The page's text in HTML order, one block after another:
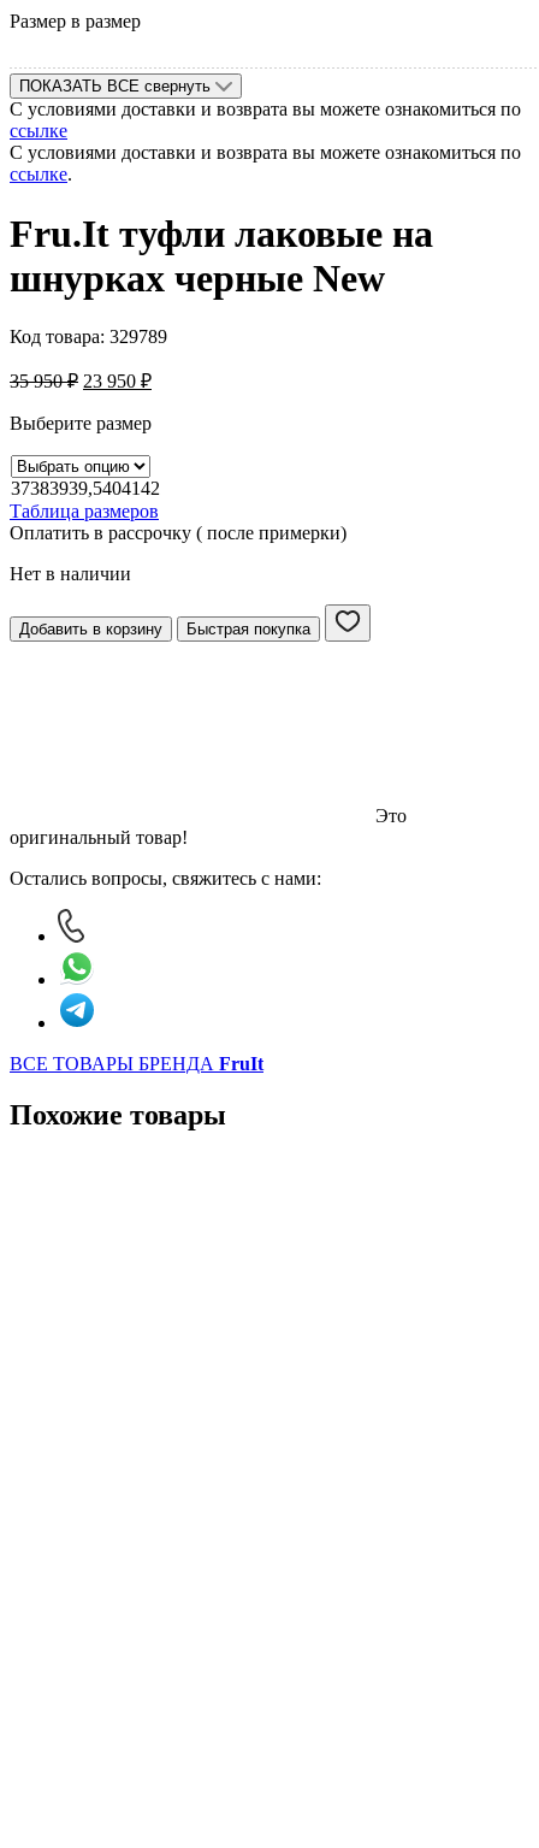
Размер в размер
ПОКАЗАТЬ ВСЕ свернуть
С условиями доставки и возврата вы можете ознакомиться по
ссылке
С условиями доставки и возврата вы можете ознакомиться по
ссылке.
Fru.It туфли лаковые на
шнурках черные New
Код товара: 329789
35 950₽ 23 950 ₽
Выберите размер
37383939,5404142
Таблица размеров
Оплатить в рассрочку ( после примерки)
Нет в наличии
Добавить в корзину Быстрая покупка
Это
оригинальный товар!
Остались вопросы, свяжитесь с нами:
ВСЕ ТОВАРЫ БРЕНДА FruIt
Похожие товары